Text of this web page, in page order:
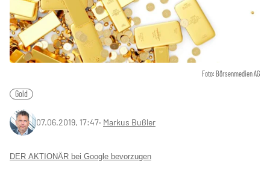
Foto: Börsenmedien AG
Gold
07.06.2019, 17:47‧ Markus Bußler
DER AKTIONÄR bei Google bevorzugen